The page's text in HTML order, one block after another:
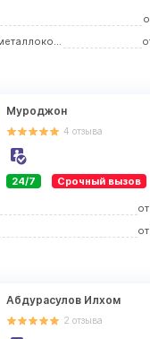
Изготовление металлоконструкций
Муроджон
4 отзыва
24/7 Срочный вызов
от
от
Абдурасулов Илхом
2 отзыва